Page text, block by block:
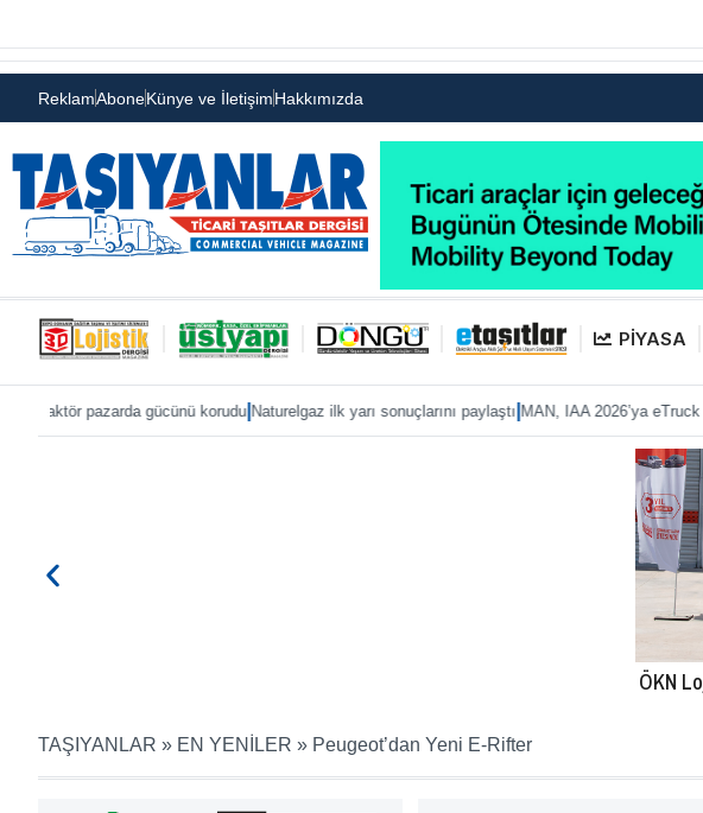
ReklamAboneKünye ve İletişimHakkımızda
PİYASA
gücünü korudu|Naturelgaz ilk yarı sonuçlarını paylaştı|MAN, IAA 2026’ya eTruck ailesiyle hazır
ÖKN
TAŞIYANLAR » EN YENİLER » Peugeot’dan Yeni E-Rifter